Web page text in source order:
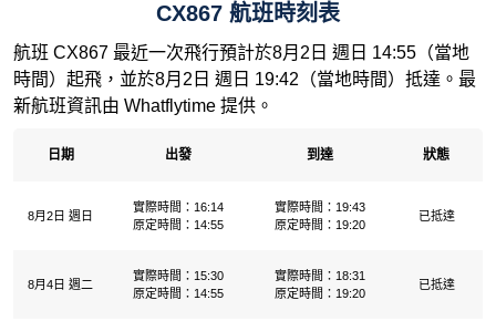
CX867 航班時刻表
航班 CX867 最近一次飛行預計於8月2日 週日 14:55（當地
時間）起飛，並於8月2日 週日 19:42（當地時間）抵達。最
新航班資訊由 Whatflytime 提供。
日期 出發 到達 狀態
8月2日 週日
實際時間：16:14
原定時間：14:55
實際時間：19:43
原定時間：19:20
已抵達
8月4日 週二
實際時間：15:30
原定時間：14:55
實際時間：18:31
原定時間：19:20
已抵達